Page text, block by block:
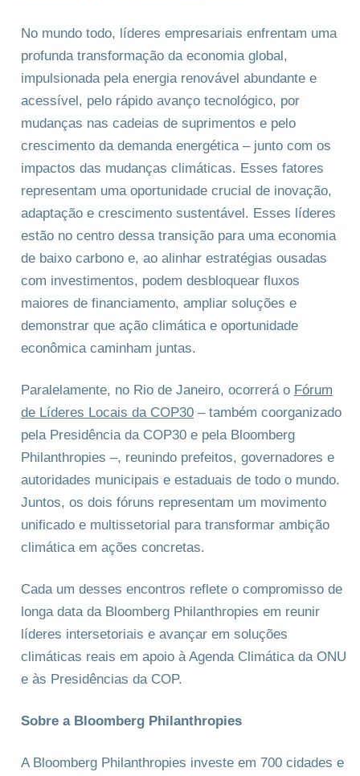
No mundo todo, líderes empresariais enfrentam uma
profunda transformação da economia global,
impulsionada pela energia renovável abundante e
acessível, pelo rápido avanço tecnológico, por
mudanças nas cadeias de suprimentos e pelo
crescimento da demanda energética – junto com os
impactos das mudanças climáticas. Esses fatores
representam uma oportunidade crucial de inovação,
adaptação e crescimento sustentável. Esses líderes
estão no centro dessa transição para uma economia
de baixo carbono e, ao alinhar estratégias ousadas
com investimentos, podem desbloquear fluxos
maiores de financiamento, ampliar soluções e
demonstrar que ação climática e oportunidade
econômica caminham juntas.
Paralelamente, no Rio de Janeiro, ocorrerá o Fórum
de Líderes Locais da COP30 – também coorganizado
pela Presidência da COP30 e pela Bloomberg
Philanthropies –, reunindo prefeitos, governadores e
autoridades municipais e estaduais de todo o mundo.
Juntos, os dois fóruns representam um movimento
unificado e multissetorial para transformar ambição
climática em ações concretas.
Cada um desses encontros reflete o compromisso de
longa data da Bloomberg Philanthropies em reunir
líderes intersetoriais e avançar em soluções
climáticas reais em apoio à Agenda Climática da ONU
e às Presidências da COP.
Sobre a Bloomberg Philanthropies
A Bloomberg Philanthropies investe em 700 cidades e